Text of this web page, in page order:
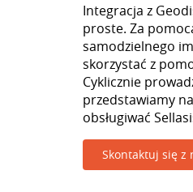
Integracja z
proste. Za
samodzielnego
skorzystać z
Cyklicznie
przedstawiamy
obsługiwać
Skontaktuj się z